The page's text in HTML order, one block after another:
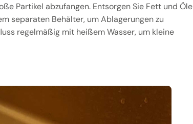
Partikel abzufangen. Entsorgen Sie Fett und Öle
separaten Behälter, um Ablagerungen zu
regelmäßig mit heißem Wasser, um kleine